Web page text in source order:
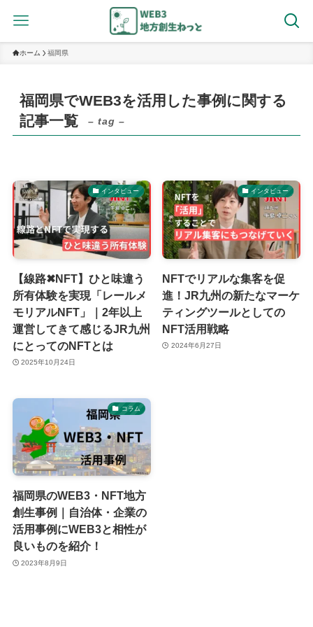
ホーム 福岡県
福岡県でWEB3を活用した事例に関する
記事一覧
– tag –
インタビュー
【線路✖︎NFT】ひと味違う
所有体験を実現「レールメ
モリアルNFT」｜2年以上
運営してきて感じるJR九州
にとってのNFTとは
2025年10月24日
インタビュー
NFTでリアルな集客を促
進！JR九州の新たなマーケ
ティングツールとしての
NFT活用戦略
2024年6月27日
コラム
福岡県のWEB3・NFT地方
創生事例｜自治体・企業の
活用事例にWEB3と相性が
良いものを紹介！
2023年8月9日